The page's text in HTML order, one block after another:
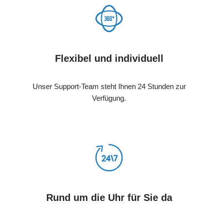
Flexibel und individuell
Unser Support-Team steht Ihnen 24 Stunden zur
Verfügung.
Rund um die Uhr für Sie da